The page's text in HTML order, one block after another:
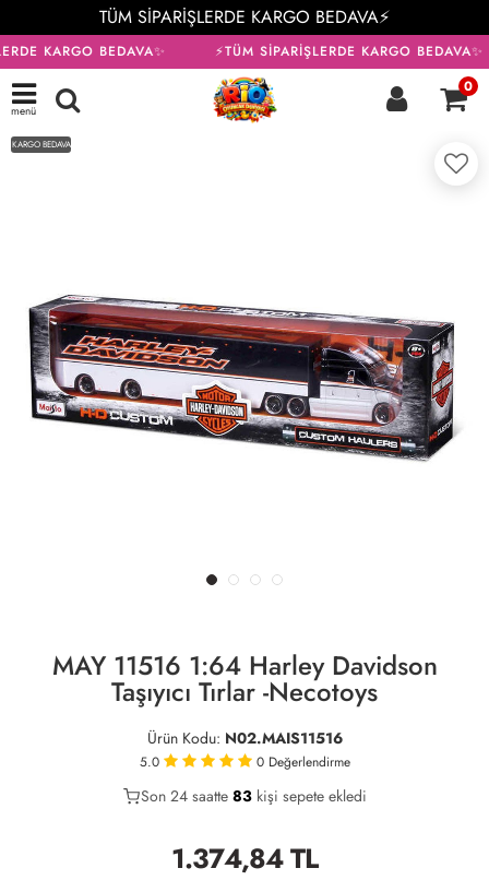
TÜM SİPARİŞLERDE KARGO BEDAVA⚡
KARGO BEDAVA✨ ⚡TÜM SİPARİŞLERDE KARGO BEDAVA✨
menü
0
KARGO BEDAVA
MAY 11516 1:64 Harley Davidson
Taşıyıcı Tırlar -Necotoys
Ürün Kodu: N02.MAIS11516
5.0 0 Değerlendirme
40
Son 24 saatte 83kişi sepete ekledi
31
1.374,84TL